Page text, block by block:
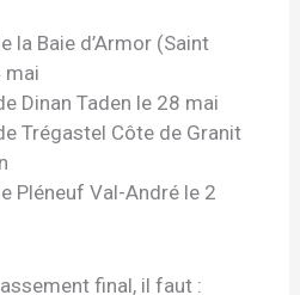
la Baie d’Armor (Saint
mai
Dinan Taden le 28 mai
Trégastel Côte de Granit
Pléneuf Val-André le 2
final, il faut :